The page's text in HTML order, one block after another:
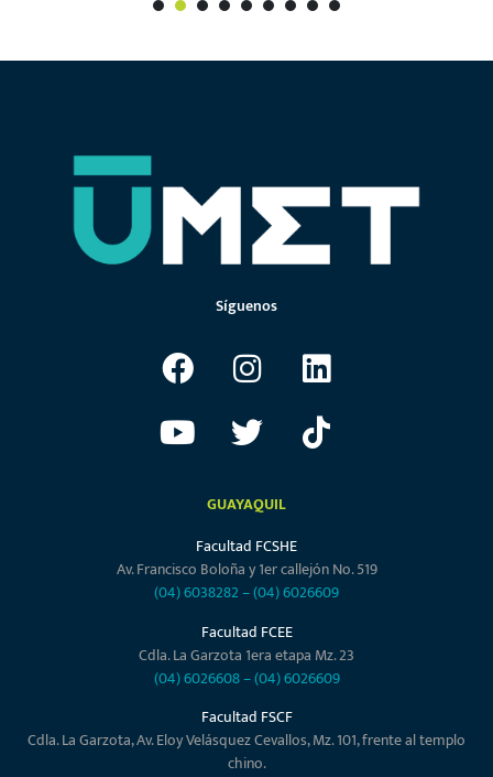
1
Síguenos
GUAYAQUIL
Facultad FCSHE
Av. Francisco Boloña y 1er callejón No. 519
(04) 6038282–(04) 6026609
Facultad FCEE
Cdla. La Garzota 1era etapa Mz. 23
(04) 6026608–(04) 6026609
Facultad FSCF
Cdla. La Garzota, Av. Eloy Velásquez Cevallos, Mz. 101, frente al templo
chino.